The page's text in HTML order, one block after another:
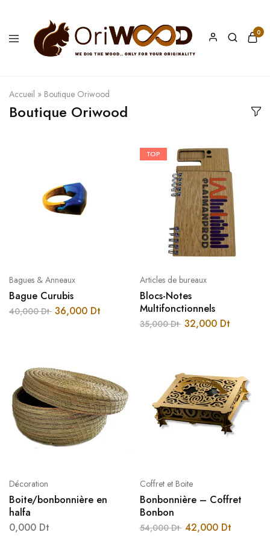
Wood
0
Accueil » Boutique Oriwood
Boutique Oriwood
Bagues & Anneaux
Bague Curubis
40,000Dt 36,000 Dt
TOP
Articles de bureaux
Blocs-Notes
Multifonctionnels
35,000Dt 32,000 Dt
Décoration
Boite/bonbonnière en
halfa
0,000 Dt
Coffret et Boite
Bonbonnière – Coffret
Bonbon
54,000Dt 42,000 Dt